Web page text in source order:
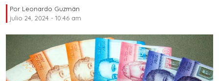
Por Leonardo Guzmán
julio 24, 2024 - 10:46 am